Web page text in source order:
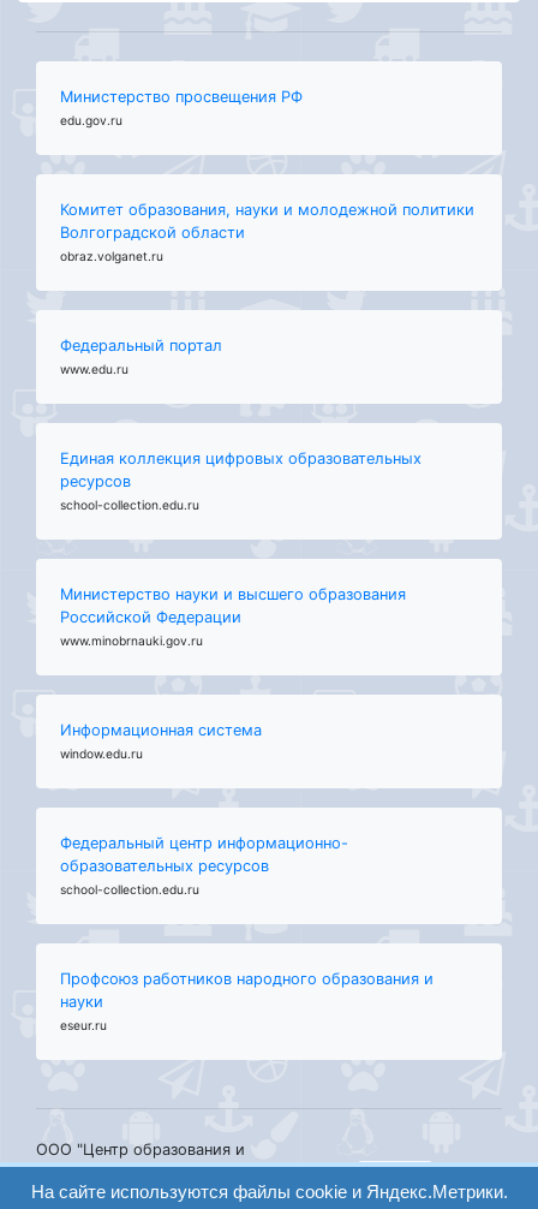
Министерство просвещения РФ
edu.gov.ru
Комитет образования, науки и молодежной политики
Волгоградской области
obraz.volganet.ru
Федеральный портал
www.edu.ru
Единая коллекция цифровых образовательных
ресурсов
school-collection.edu.ru
Министерство науки и высшего образования
Российской Федерации
www.minobrnauki.gov.ru
Информационная система
window.edu.ru
Федеральный центр информационно-
образовательных ресурсов
school-collection.edu.ru
Профсоюз работников народного образования и
науки
eseur.ru
ООО "Центр образования и
консалтинга"
Волгоград 2008-2026
вход
На сайте используются файлы cookie и Яндекс.Метрики.